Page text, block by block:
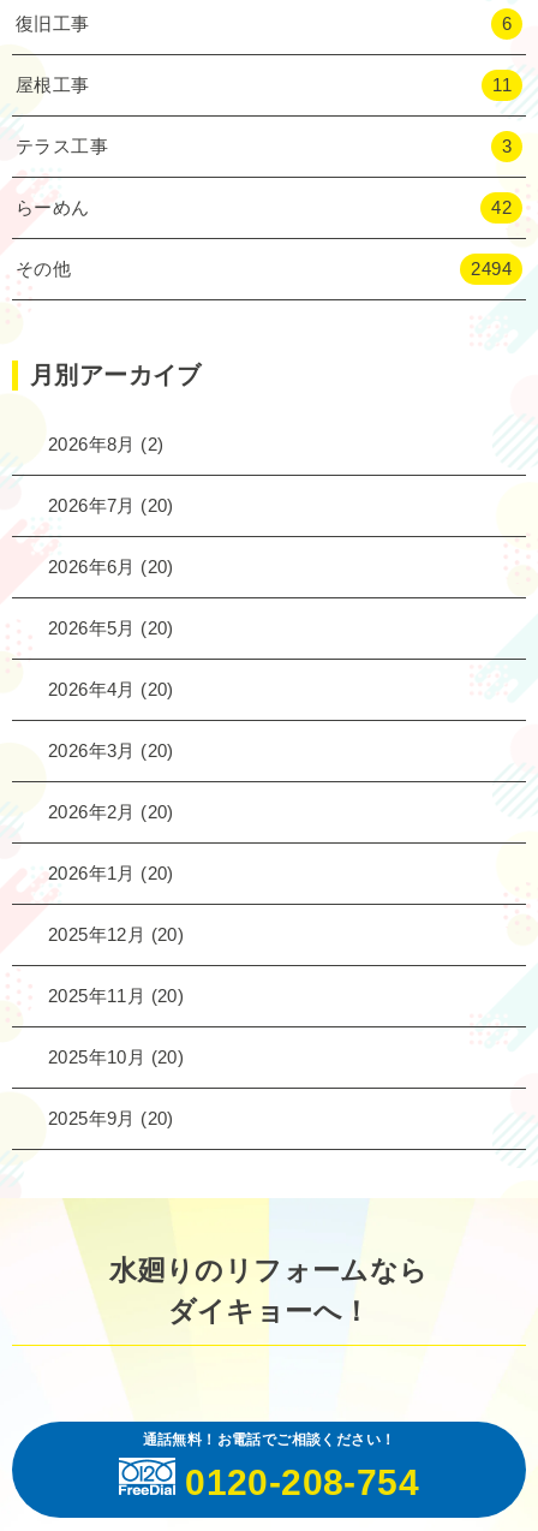
復旧工事 6
屋根工事 11
テラス工事 3
らーめん 42
その他 2494
月別アーカイブ
2026年8月 (2)
2026年7月 (20)
2026年6月 (20)
2026年5月 (20)
2026年4月 (20)
2026年3月 (20)
2026年2月 (20)
2026年1月 (20)
2025年12月 (20)
2025年11月 (20)
2025年10月 (20)
2025年9月 (20)
水廻りのリフォームなら
ダイキョーへ！
通話無料！お電話でご相談ください！
0120-208-754